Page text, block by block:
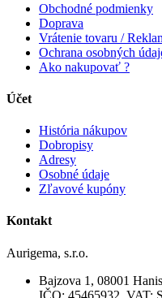
Obchodné podmienky
Doprava
Vrátenie tovaru /
Ochrana osobných
Ako nakupovať ?
Účet
História nákupov
Dobropisy
Adresy
Osobné údaje
Zľavové kupóny
Kontakt
Aurigema, s.r.o.
Bajzova 1, 08001
IČO: 45465932, VAT: